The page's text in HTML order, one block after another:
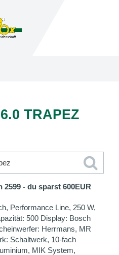
TRAPEZ
2599 - du sparst 600EUR
Performance Line, 250 W,
500 Display: Bosch
Herrmans, MR
Schaltwerk, 10-fach
MIK System,